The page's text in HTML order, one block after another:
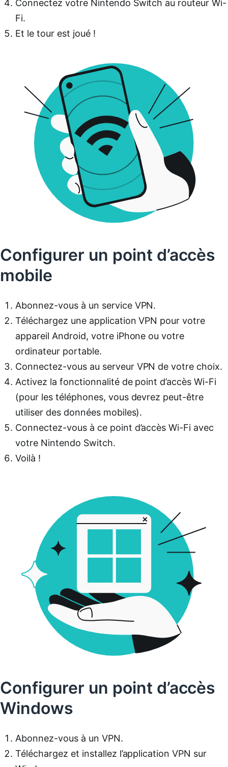
Connectez votre Nintendo Switch au routeur Wi-
Fi.
Et le tour est joué !
Configurer un point d’accès
mobile
Abonnez-vous à un service VPN.
Téléchargez une application VPN pour votre
appareil Android, votre iPhone ou votre
ordinateur portable.
Connectez-vous au serveur VPN de votre choix.
Activez la fonctionnalité de point d’accès Wi-Fi
(pour les téléphones, vous devrez peut-être
utiliser des données mobiles).
Connectez-vous à ce point d’accès Wi-Fi avec
votre Nintendo Switch.
Voilà !
Configurer un point d’accès
Windows
Abonnez-vous à un VPN.
Téléchargez et installez l’application VPN sur